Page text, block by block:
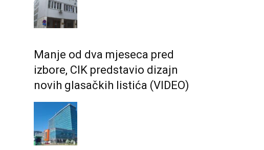
Manje od dva mjeseca pred
izbore, CIK predstavio dizajn
novih glasačkih listića (VIDEO)